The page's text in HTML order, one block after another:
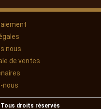
nous
de ventes
nous
droits réservés